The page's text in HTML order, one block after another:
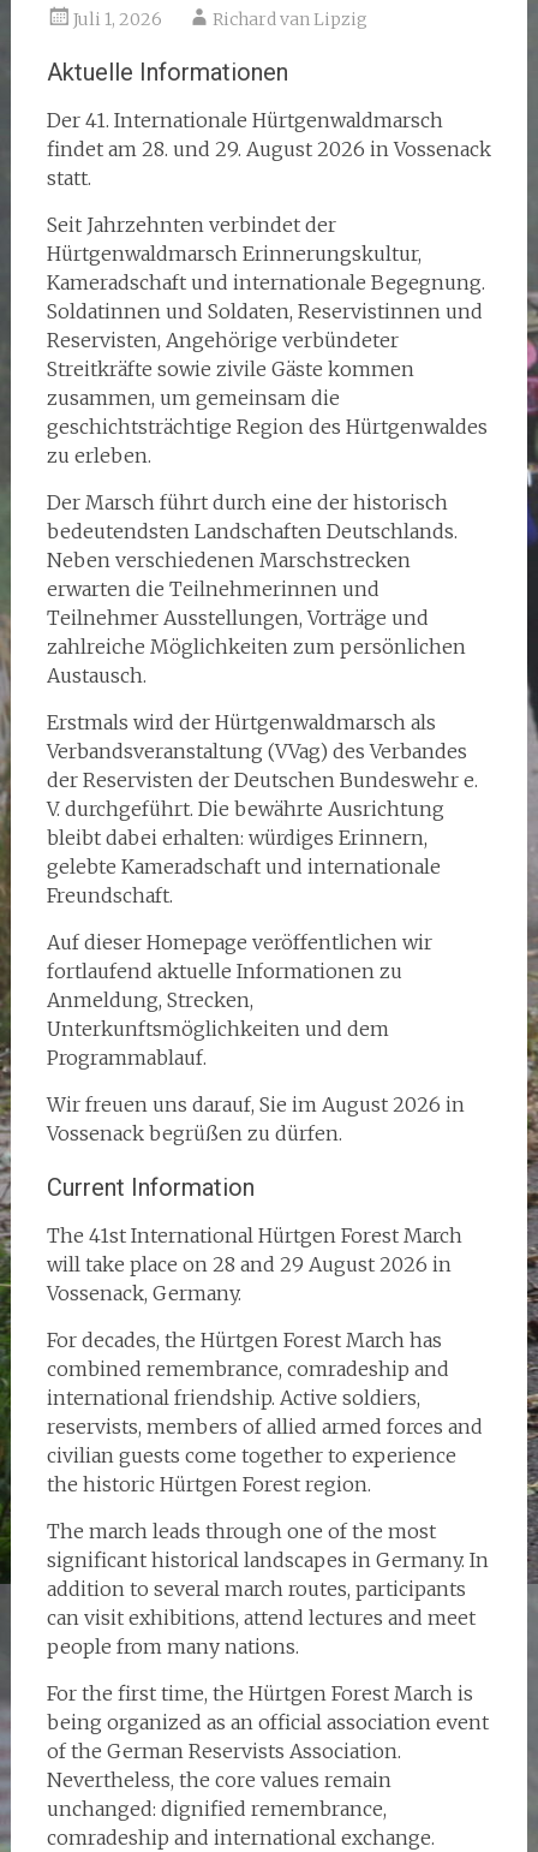
Juli 1, 2026 Richard van Lipzig
Aktuelle Informationen
Der 41. Internationale Hürtgenwaldmarsch
findet am 28. und 29. August 2026 in Vossenack
statt.
Seit Jahrzehnten verbindet der
Hürtgenwaldmarsch Erinnerungskultur,
Kameradschaft und internationale Begegnung.
Soldatinnen und Soldaten, Reservistinnen und
Reservisten, Angehörige verbündeter
Streitkräfte sowie zivile Gäste kommen
zusammen, um gemeinsam die
geschichtsträchtige Region des Hürtgenwaldes
zu erleben.
Der Marsch führt durch eine der historisch
bedeutendsten Landschaften Deutschlands.
Neben verschiedenen Marschstrecken
erwarten die Teilnehmerinnen und
Teilnehmer Ausstellungen, Vorträge und
zahlreiche Möglichkeiten zum persönlichen
Austausch.
Erstmals wird der Hürtgenwaldmarsch als
Verbandsveranstaltung (VVag) des Verbandes
der Reservisten der Deutschen Bundeswehr e.
V. durchgeführt. Die bewährte Ausrichtung
bleibt dabei erhalten: würdiges Erinnern,
gelebte Kameradschaft und internationale
Freundschaft.
Auf dieser Homepage veröffentlichen wir
fortlaufend aktuelle Informationen zu
Anmeldung, Strecken,
Unterkunftsmöglichkeiten und dem
Programmablauf.
Wir freuen uns darauf, Sie im August 2026 in
Vossenack begrüßen zu dürfen.
Current Information
The 41st International Hürtgen Forest March
will take place on 28 and 29 August 2026 in
Vossenack, Germany.
For decades, the Hürtgen Forest March has
combined remembrance, comradeship and
international friendship. Active soldiers,
reservists, members of allied armed forces and
civilian guests come together to experience
the historic Hürtgen Forest region.
The march leads through one of the most
significant historical landscapes in Germany. In
addition to several march routes, participants
can visit exhibitions, attend lectures and meet
people from many nations.
For the first time, the Hürtgen Forest March is
being organized as an official association event
of the German Reservists Association.
Nevertheless, the core values remain
unchanged: dignified remembrance,
comradeship and international exchange.